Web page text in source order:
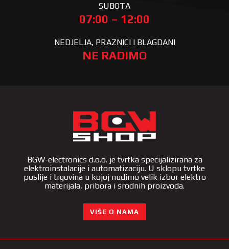
SUBOTA
07:00 – 12:00
NEDJELJA, PRAZNICI I BLAGDANI
NE RADIMO
BGW-electronics d.o.o. je tvrtka specijalizirana za
elektroinstalacije i automatizaciju. U sklopu tvrtke
poslije i trgovina u kojoj nudimo velik izbor elektro
materijala, pribora i srodnih proizvoda.
VIŠE O NAMA